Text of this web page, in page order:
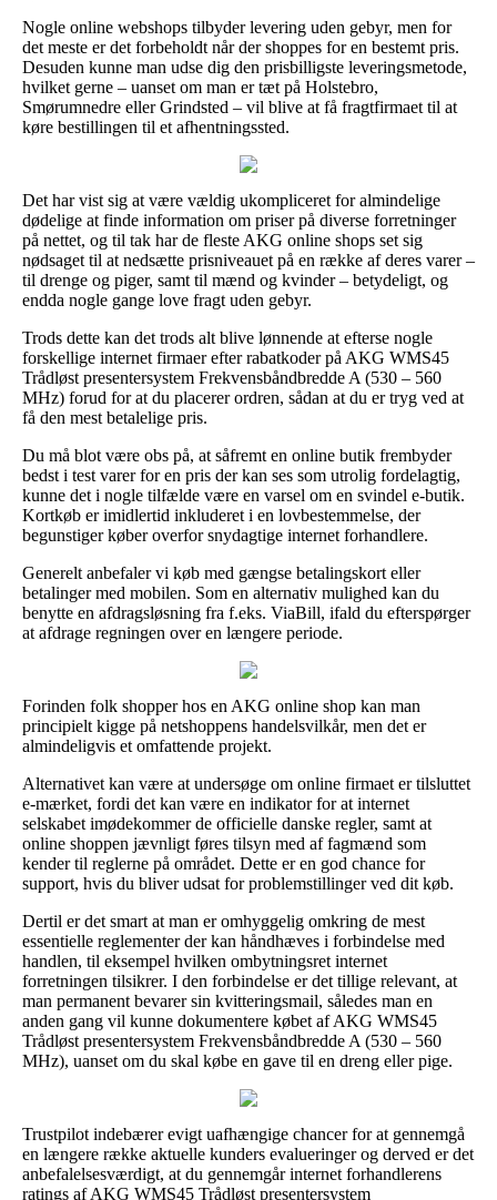
Nogle online webshops tilbyder levering uden gebyr, men for
det meste er det forbeholdt når der shoppes for en bestemt pris.
Desuden kunne man udse dig den prisbilligste leveringsmetode,
hvilket gerne – uanset om man er tæt på Holstebro,
Smørumnedre eller Grindsted – vil blive at få fragtfirmaet til at
køre bestillingen til et afhentningssted.
Det har vist sig at være vældig ukompliceret for almindelige
dødelige at finde information om priser på diverse forretninger
på nettet, og til tak har de fleste AKG online shops set sig
nødsaget til at nedsætte prisniveauet på en række af deres varer –
til drenge og piger, samt til mænd og kvinder – betydeligt, og
endda nogle gange love fragt uden gebyr.
Trods dette kan det trods alt blive lønnende at efterse nogle
forskellige internet firmaer efter rabatkoder på AKG WMS45
Trådløst presentersystem Frekvensbåndbredde A (530 – 560
MHz) forud for at du placerer ordren, sådan at du er tryg ved at
få den mest betalelige pris.
Du må blot være obs på, at såfremt en online butik frembyder
bedst i test varer for en pris der kan ses som utrolig fordelagtig,
kunne det i nogle tilfælde være en varsel om en svindel e-butik.
Kortkøb er imidlertid inkluderet i en lovbestemmelse, der
begunstiger køber overfor snydagtige internet forhandlere.
Generelt anbefaler vi køb med gængse betalingskort eller
betalinger med mobilen. Som en alternativ mulighed kan du
benytte en afdragsløsning fra f.eks. ViaBill, ifald du efterspørger
at afdrage regningen over en længere periode.
Forinden folk shopper hos en AKG online shop kan man
principielt kigge på netshoppens handelsvilkår, men det er
almindeligvis et omfattende projekt.
Alternativet kan være at undersøge om online firmaet er tilsluttet
e-mærket, fordi det kan være en indikator for at internet
selskabet imødekommer de officielle danske regler, samt at
online shoppen jævnligt føres tilsyn med af fagmænd som
kender til reglerne på området. Dette er en god chance for
support, hvis du bliver udsat for problemstillinger ved dit køb.
Dertil er det smart at man er omhyggelig omkring de mest
essentielle reglementer der kan håndhæves i forbindelse med
handlen, til eksempel hvilken ombytningsret internet
forretningen tilsikrer. I den forbindelse er det tillige relevant, at
man permanent bevarer sin kvitteringsmail, således man en
anden gang vil kunne dokumentere købet af AKG WMS45
Trådløst presentersystem Frekvensbåndbredde A (530 – 560
MHz), uanset om du skal købe en gave til en dreng eller pige.
Trustpilot indebærer evigt uafhængige chancer for at gennemgå
en længere række aktuelle kunders evalueringer og derved er det
anbefalelsesværdigt, at du gennemgår internet forhandlerens
ratings af AKG WMS45 Trådløst presentersystem